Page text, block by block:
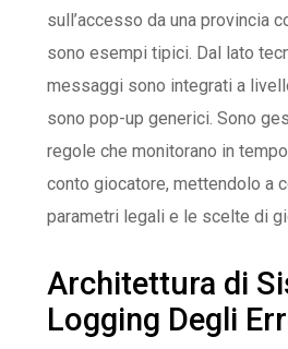
sull’accesso da una provincia
sono esempi tipici. Dal lato
messaggi sono integrati a
sono pop-up generici. Sono
regole che monitorano in
conto giocatore, mettendolo a
parametri legali e le scelte di
Architettura di
Logging Degli